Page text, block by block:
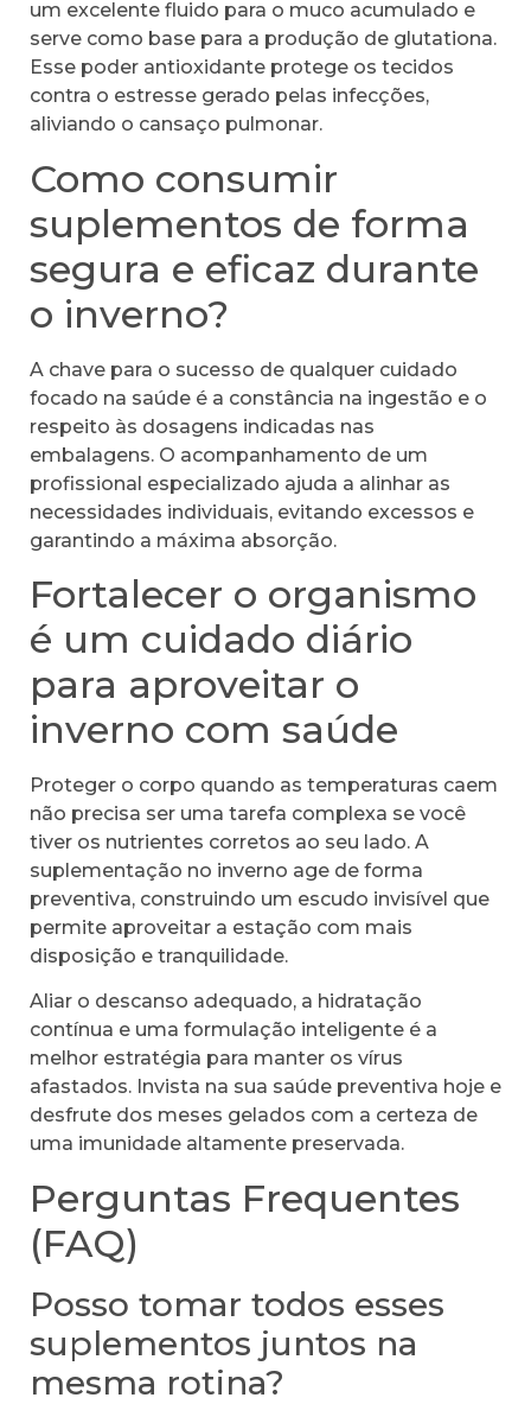
um excelente fluido para o muco acumulado e
serve como base para a produção de glutationa.
Esse poder antioxidante protege os tecidos
contra o estresse gerado pelas infecções,
aliviando o cansaço pulmonar.
Como consumir
suplementos de forma
segura e eficaz durante
o inverno?
A chave para o sucesso de qualquer cuidado
focado na saúde é a constância na ingestão e o
respeito às dosagens indicadas nas
embalagens. O acompanhamento de um
profissional especializado ajuda a alinhar as
necessidades individuais, evitando excessos e
garantindo a máxima absorção.
Fortalecer o organismo
é um cuidado diário
para aproveitar o
inverno com saúde
Proteger o corpo quando as temperaturas caem
não precisa ser uma tarefa complexa se você
tiver os nutrientes corretos ao seu lado. A
suplementação no inverno age de forma
preventiva, construindo um escudo invisível que
permite aproveitar a estação com mais
disposição e tranquilidade.
Aliar o descanso adequado, a hidratação
contínua e uma formulação inteligente é a
melhor estratégia para manter os vírus
afastados. Invista na sua saúde preventiva hoje e
desfrute dos meses gelados com a certeza de
uma imunidade altamente preservada.
Perguntas Frequentes
(FAQ)
Posso tomar todos esses
suplementos juntos na
mesma rotina?